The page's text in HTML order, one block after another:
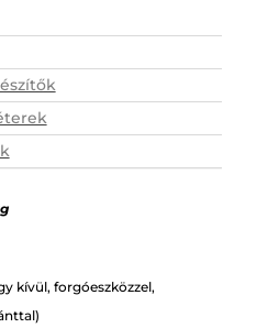
kívül, forgóeszközzel,